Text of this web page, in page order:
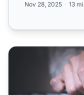
Nov 28, 2025 13
Cómo integrar